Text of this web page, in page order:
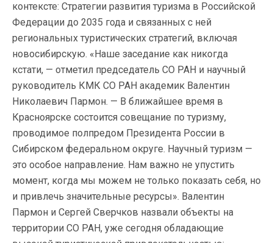
контексте: Стратегии развития туризма в Российской
Федерации до 2035 года и связанных с ней
региональных туристических стратегий, включая
новосибирскую. «Наше заседание как никогда
кстати, — отметил председатель СО РАН и научный
руководитель КМК СО РАН академик Валентин
Николаевич Пармон. — В ближайшее время в
Красноярске состоится совещание по туризму,
проводимое полпредом Президента России в
Сибирском федеральном округе. Научный туризм —
это особое направление. Нам важно не упустить
момент, когда мы можем не только показать себя, но
и привлечь значительные ресурсы». Валентин
Пармон и Сергей Сверчков назвали объекты на
территории СО РАН, уже сегодня обладающие